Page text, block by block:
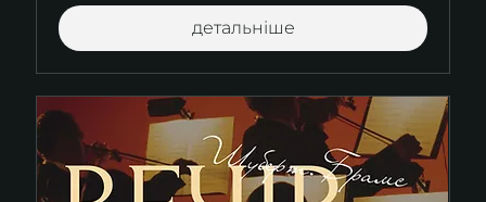
детальніше